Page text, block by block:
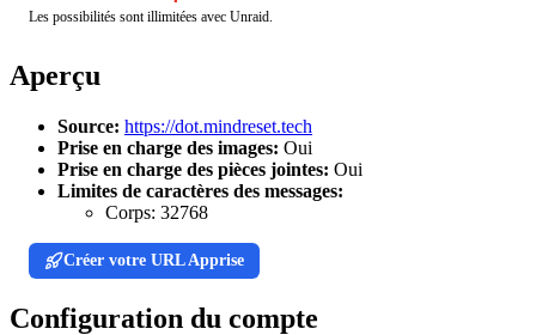
Les possibilités sont illimitées avec Unraid.
Aperçu
Source: https://dot.mindreset.tech
Prise en charge des images: Oui
Prise en charge des pièces jointes: Oui
Limites de caractères des messages:
Corps: 32768
Créer votre URL Apprise
Configuration du compte